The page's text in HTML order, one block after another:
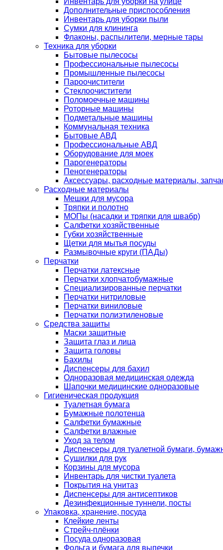
Дополнительные приспособления
Инвентарь для уборки пыли
Сумки для клининга
Флаконы, распылители, мерные тары
Техника для уборки
Бытовые пылесосы
Профессиональные пылесосы
Промышленные пылесосы
Пароочистители
Стеклоочистители
Поломоечные машины
Роторные машины
Подметальные машины
Коммунальная техника
Бытовые АВД
Профессиональные АВД
Оборудование для моек
Парогенераторы
Пеногенераторы
Аксессуары, расходные материалы,
Расходные материалы
Мешки для мусора
Тряпки и полотно
МОПы (насадки и тряпки для швабр)
Салфетки хозяйственные
Губки хозяйственные
Щетки для мытья посуды
Размывочные круги (ПАДы)
Перчатки
Перчатки латексные
Перчатки хлопчатобумажные
Специализированные перчатки
Перчатки нитриловые
Перчатки виниловые
Перчатки полиэтиленовые
Средства защиты
Маски защитные
Защита глаз и лица
Защита головы
Бахилы
Диспенсеры для бахил
Одноразовая медицинская одежда
Шапочки медицинские одноразовые
Гигиеническая продукция
Туалетная бумага
Бумажные полотенца
Салфетки бумажные
Салфетки влажные
Уход за телом
Диспенсеры для туалетной бумаги,
Сушилки для рук
Корзины для мусора
Инвентарь для чистки туалета
Покрытия на унитаз
Диспенсеры для антисептиков
Дезинфекционные туннели, посты
Упаковка, хранение, посуда
Клейкие ленты
Стрейч-плёнки
Посуда одноразовая
Фольга и бумага для выпечки